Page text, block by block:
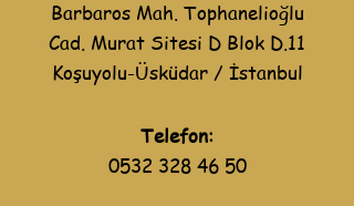
Barbaros Mah. Tophanelioğlu
Cad. Murat Sitesi D Blok D.11
Koşuyolu-Üsküdar / İstanbul
Telefon:
0532 328 46 50